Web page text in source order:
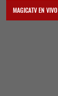
MAGICATV EN VIVO